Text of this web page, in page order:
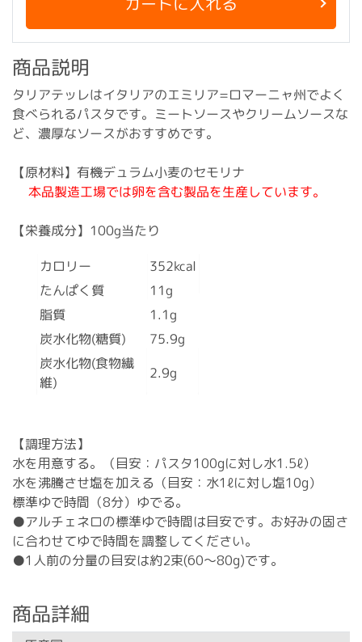
商品説明
タリアテッレはイタリアのエミリア=ロマーニャ州でよく
食べられるパスタです。ミートソースやクリームソースな
ど、濃厚なソースがおすすめです。
【原材料】有機デュラム小麦のセモリナ
本品製造工場では卵を含む製品を生産しています。
【栄養成分】100g当たり
カロリー 352kcal
たんぱく質 11g
脂質 1.1g
炭水化物(糖質) 75.9g
炭水化物(食物繊
維)
2.9g
【調理方法】
水を用意する。（目安：パスタ100gに対し水1.5ℓ）
水を沸騰させ塩を加える（目安：水1ℓに対し塩10g）
標準ゆで時間（8分）ゆでる。
●アルチェネロの標準ゆで時間は目安です。お好みの固さ
に合わせてゆで時間を調整してください。
●1人前の分量の目安は約2束(60～80g)です。
商品詳細